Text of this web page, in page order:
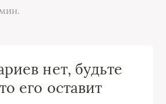
нет, будьте
его оставит